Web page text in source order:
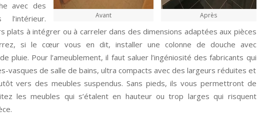
Après
Avant
avec des
plats à intégrer ou à carreler dans des dimensions adaptées aux pièces
si le cœur vous en dit, installer une colonne de douche avec
pluie. Pour l’ameublement, il faut saluer l’ingéniosité des fabricants qui
vasques de salle de bains, ultra compacts avec des largeurs réduites et
vers des meubles suspendus. Sans pieds, ils vous permettront de
les meubles qui s’étalent en hauteur ou trop larges qui risquent